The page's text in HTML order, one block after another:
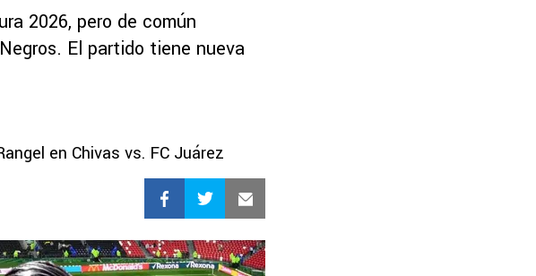
2026, pero de común
El partido tiene nueva
en Chivas vs. FC Juárez